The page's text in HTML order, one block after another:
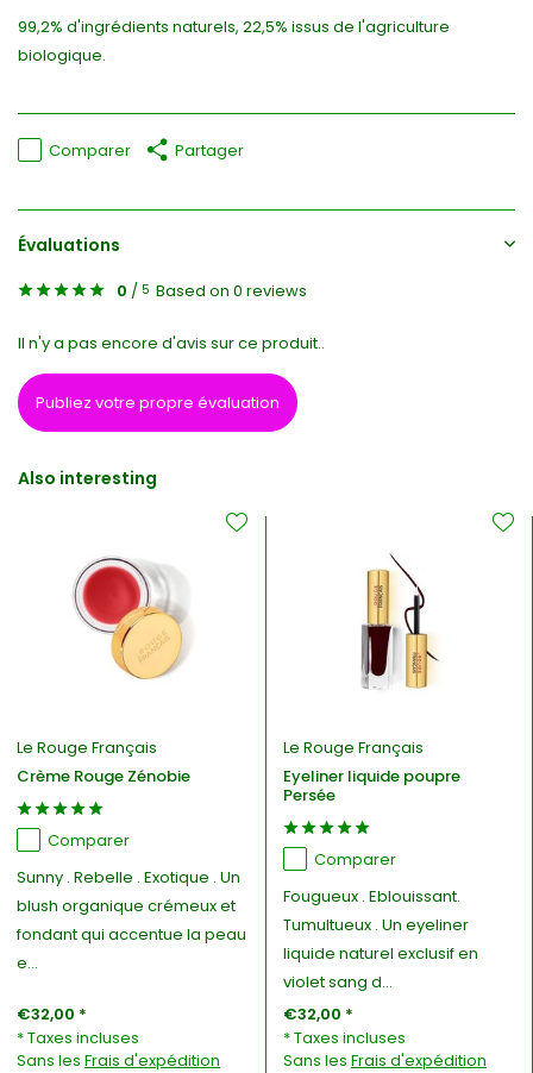
99,2% d'ingrédients naturels, 22,5% issus de l'agriculture
biologique.
Comparer Partager
Évaluations
0 / 5 Based on 0 reviews
Il n'y a pas encore d'avis sur ce produit..
Publiez votre propre évaluation
Also interesting
Le Rouge Français
Crème Rouge Zénobie
Comparer
Sunny . Rebelle . Exotique . Un
blush organique crémeux et
fondant qui accentue la peau
e...
€32,00 *
* Taxes incluses
Sans lesFrais d'expédition
Le Rouge Français
Eyeliner liquide poupre
Persée
Comparer
Fougueux . Eblouissant.
Tumultueux . Un eyeliner
liquide naturel exclusif en
violet sang d...
€32,00 *
* Taxes incluses
Sans les Frais d'expédition